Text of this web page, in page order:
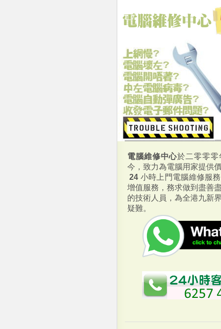
電腦維修中心於二零零
今，致力為電腦用家提供
24 小時上門電腦維修服
增值服務，務求做到盡善
的技術人員，為全港九新
疑難。